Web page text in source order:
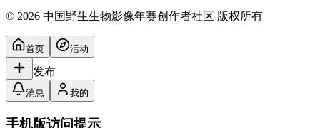
© 2026 中国野生生物影像年赛创作者社区 版权所有
首页 活动
发布
消息 我的
手机版访问提示